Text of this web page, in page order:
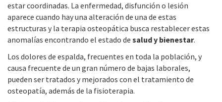
estar coordinadas. La enfermedad, disfunción o lesión
aparece cuando hay una alteración de una de estas
estructuras y la terapia osteopática busca restablecer estas
anomalías encontrando el estado de salud y bienestar.
Los dolores de espalda, frecuentes en toda la población, y
causa frecuente de un gran número de bajas laborales,
pueden ser tratados y mejorados con el tratamiento de
osteopatía, además de la fisioterapia.